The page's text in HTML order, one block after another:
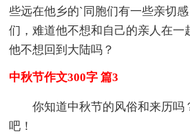
些远在他乡的`同胞们有一些亲切
们，难道他不想和自己的亲人在一
他不想回到大陆吗？
中秋节作文300字 篇3
你知道中秋节的风俗和来历吗
吧！